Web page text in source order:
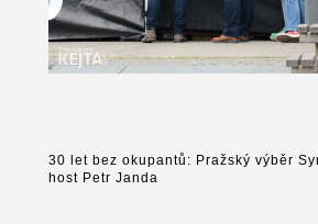
30 let bez okupantů: Pražský výběr
host Petr Janda